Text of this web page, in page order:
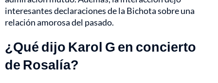
interesantes declaraciones de la Bichota sobre una
relación amorosa del pasado.
¿Qué dijo Karol G en concierto
de Rosalía?